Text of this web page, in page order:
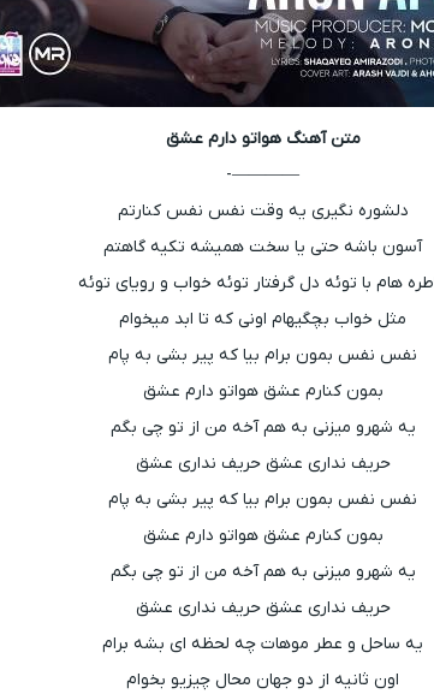
متن آهنگ هواتو دارم عشق
————-
دلشوره نگیری یه وقت نفس نفس کنارتم
آسون باشه حتی یا سخت همیشه تکیه گاهتم
هام با توئه دل گرفتار توئه خواب و رویای توئه
مثل خواب بچگیهام اونی که تا ابد میخوام
نفس نفس بمون برام بیا که پیر بشی به پام
بمون کنارم عشق هواتو دارم عشق
یه شهرو میزنی به هم آخه من از تو چی بگم
حریف نداری عشق حریف نداری عشق
نفس نفس بمون برام بیا که پیر بشی به پام
بمون کنارم عشق هواتو دارم عشق
یه شهرو میزنی به هم آخه من از تو چی بگم
حریف نداری عشق حریف نداری عشق
یه ساحل و عطر موهات چه لحظه ای بشه برام
اون ثانیه از دو جهان محال چیزیو بخوام